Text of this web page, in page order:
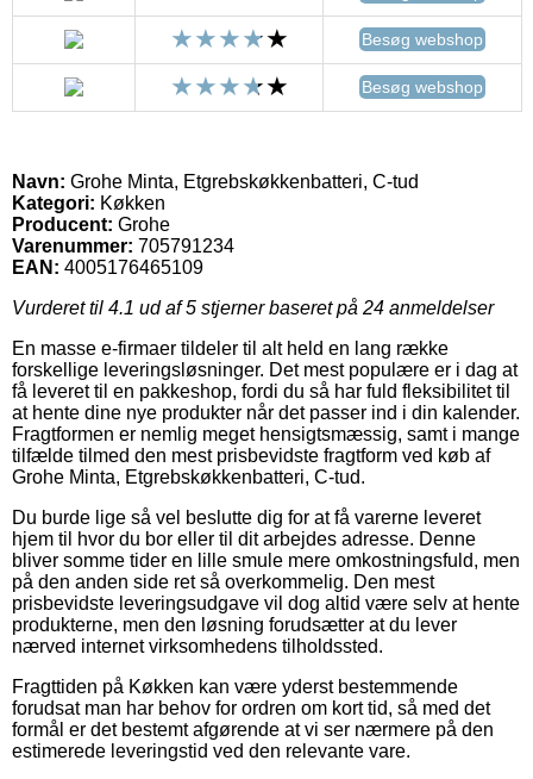
Besøg webshop
Besøg webshop
Navn: Grohe Minta, Etgrebskøkkenbatteri, C-tud
Kategori: Køkken
Producent: Grohe
Varenummer: 705791234
EAN: 4005176465109
Vurderet til 4.1 ud af 5 stjerner baseret på 24 anmeldelser
En masse e-firmaer tildeler til alt held en lang række
forskellige leveringsløsninger. Det mest populære er i dag at
få leveret til en pakkeshop, fordi du så har fuld fleksibilitet til
at hente dine nye produkter når det passer ind i din kalender.
Fragtformen er nemlig meget hensigtsmæssig, samt i mange
tilfælde tilmed den mest prisbevidste fragtform ved køb af
Grohe Minta, Etgrebskøkkenbatteri, C-tud.
Du burde lige så vel beslutte dig for at få varerne leveret
hjem til hvor du bor eller til dit arbejdes adresse. Denne
bliver somme tider en lille smule mere omkostningsfuld, men
på den anden side ret så overkommelig. Den mest
prisbevidste leveringsudgave vil dog altid være selv at hente
produkterne, men den løsning forudsætter at du lever
nærved internet virksomhedens tilholdssted.
Fragttiden på Køkken kan være yderst bestemmende
forudsat man har behov for ordren om kort tid, så med det
formål er det bestemt afgørende at vi ser nærmere på den
estimerede leveringstid ved den relevante vare.